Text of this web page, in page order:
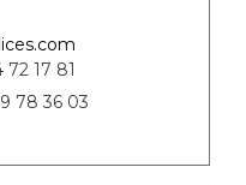
17 81
78 36 03